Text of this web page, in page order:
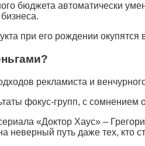
бюджета автоматически
при его рождении
рекламиста и
фокус-групп, с
«Доктор Хаус» –
неверный путь даже тех, кто